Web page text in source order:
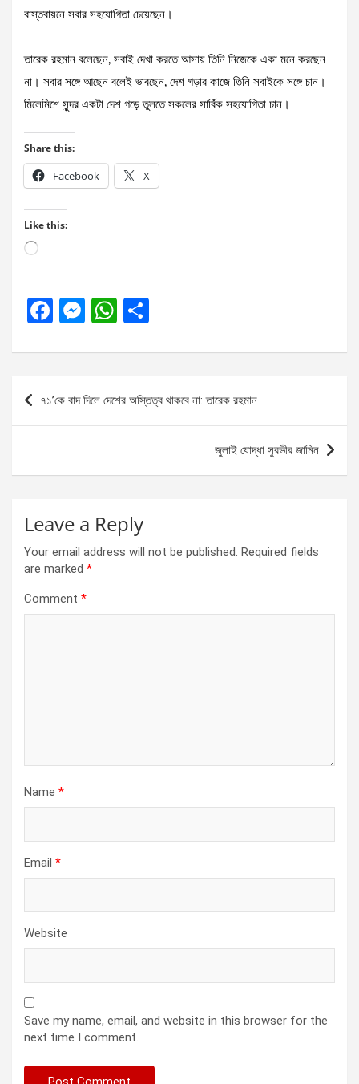
বাস্তবায়নে সবার সহযোগিতা চেয়েছেন।
তারেক রহমান বলেছেন, সবাই দেখা করতে আসায় তিনি নিজেকে একা মনে করছেন
না। সবার সঙ্গে আছেন বলেই ভাবছেন, দেশ গড়ার কাজে তিনি সবাইকে সঙ্গে চান।
মিলেমিশে সুন্দর একটা দেশ গড়ে তুলতে সকলের সার্বিক সহযোগিতা চান।
Share this:
Facebook X
Like this:
Loading…
F
ce
b
o
M
se
n
g
W
at
A
ar
Post
navigation
৭১’কে বাদ দিলে দেশের অস্তিত্ব থাকবে না‍‍: তারেক রহমান
জুলাই যোদ্ধা সুরভীর জামিন
Leave a Reply
Your email address will not be published. Required fields
are marked *
Comment *
Name *
Email *
Website
Save my name, email, and website in this browser for the
next time I comment.